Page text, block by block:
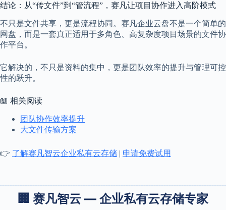
结论：从“传文件”到“管流程”，赛凡让项目协作进入高阶模式
不只是文件共享，更是流程协同。赛凡企业云盘不是一个简单的
网盘，而是一套真正适用于多角色、高复杂度项目场景的文件协
作平台。
它解决的，不只是资料的集中，更是团队效率的提升与管理可控
性的跃升。
📖 相关阅读
团队协作效率提升
大文件传输方案
👉 了解赛凡智云企业私有云存储 | 申请免费试用
🏢 赛凡智云 — 企业私有云存储专家